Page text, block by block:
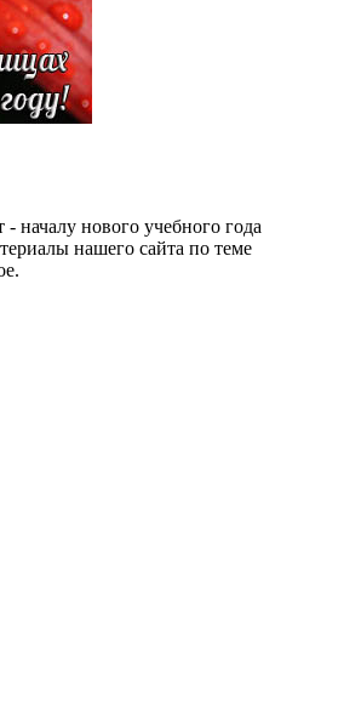
началу нового учебного года
нашего сайта по теме